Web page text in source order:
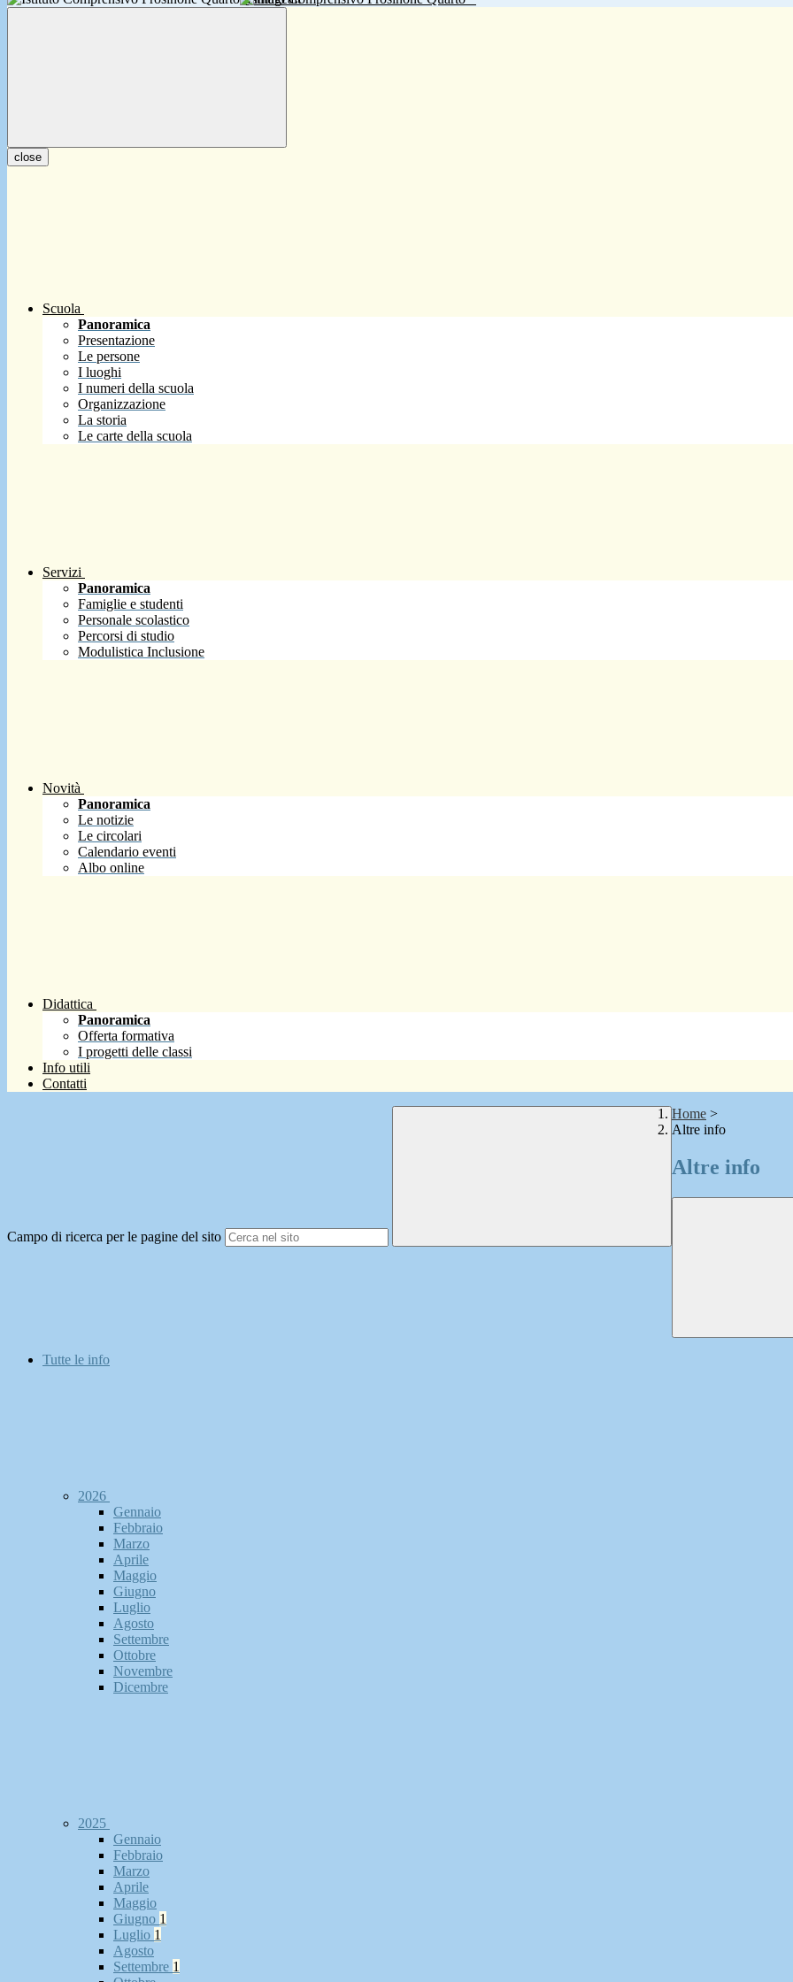
close
Scuola
Panoramica
Presentazione
Le persone
I luoghi
I numeri della scuola
Organizzazione
La storia
Le carte della scuola
Servizi
Panoramica
Famiglie e studenti
Personale scolastico
Percorsi di studio
Modulistica Inclusione
Novità
Panoramica
Le notizie
Le circolari
Calendario eventi
Albo online
Didattica
Panoramica
Offerta formativa
I progetti delle classi
Info utili
Contatti
Campo di ricerca per le pagine del sito
Home >
Altre info
Altre info
Tutte le info
2026
Gennaio
Febbraio
Marzo
Aprile
Maggio
Giugno
Luglio
Agosto
Settembre
Ottobre
Novembre
Dicembre
2025
Gennaio
Febbraio
Marzo
Aprile
Maggio
Giugno 1
Luglio 1
Agosto
Settembre 1